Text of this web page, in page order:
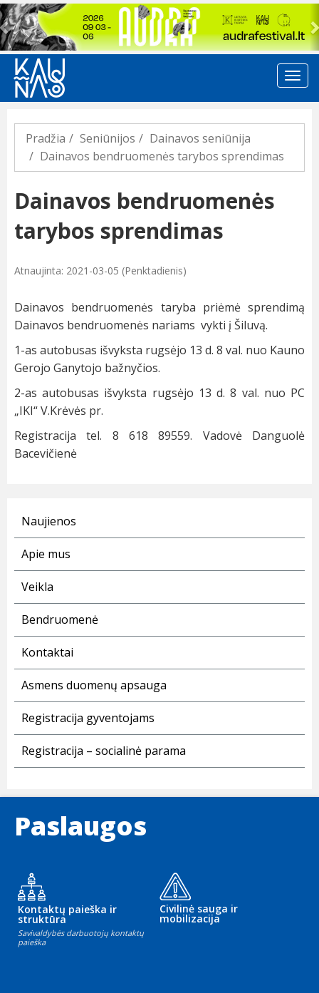
Previous
Pradžia Seniūnijos
Dainavos seniūnija
Dainavos bendruomenės tarybos sprendimas
Dainavos bendruomenės
tarybos sprendimas
Atnaujinta: 2021-03-05 (Penktadienis)
Dainavos bendruomenės taryba priėmė sprendimą
Dainavos bendruomenės nariams vykti į Šiluvą.
1-as autobusas išvyksta rugsėjo 13 d. 8 val. nuo Kauno
Gerojo Ganytojo bažnyčios.
2-as autobusas išvyksta rugsėjo 13 d. 8 val. nuo PC
„IKI“ V.Krėvės pr.
Registracija tel. 8 618 89559. Vadovė Danguolė
Bacevičienė
Naujienos
Apie mus
Veikla
Bendruomenė
Kontaktai
Asmens duomenų apsauga
Registracija gyventojams
Registracija – socialinė parama
Paslaugos
Kontaktų paieška ir
struktūra
Savivaldybės darbuotojų kontaktų
paieška
Civilinė sauga ir
mobilizacija